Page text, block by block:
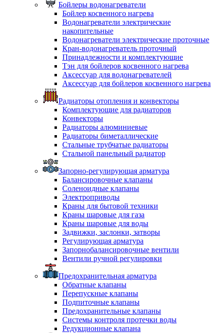
Бойлеры водонагреватели
Бойлер косвенного нагрева
Водонагреватели электрические
накопительные
Водонагреватели электрические проточные
Кран-водонагреватель проточный
Принадлежности и комплектующие
Тэн для бойлеров косвенного нагрева
Аксессуар для водонагревателей
Аксессуар для бойлеров косвенного нагрева
Радиаторы отопления и конвекторы
Комплектующие для радиаторов
Конвекторы
Радиаторы алюминиевые
Радиаторы биметаллические
Стальные трубчатые радиаторы
Стальной панельный радиатор
Запорно-регулирующая арматура
Балансировочные клапаны
Соленоидные клапаны
Электроприводы
Краны для бытовой техники
Краны шаровые для газа
Краны шаровые для воды
Задвижки, заслонки, затворы
Регулирующая арматура
Запорнобалансировочные вентили
Вентили ручной регулировки
Предохранительная арматура
Обратные клапаны
Перепускные клапаны
Подпиточные клапаны
Предохранительные клапаны
Системы контроля протечки воды
Редукционные клапана